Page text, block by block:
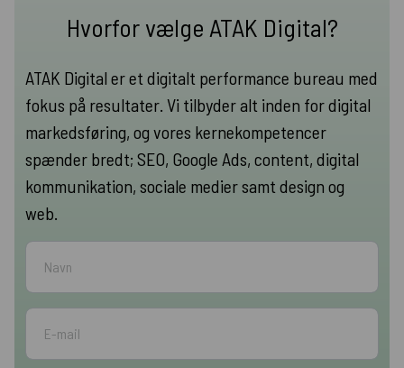
Hvorfor vælge ATAK Digital?
ATAK Digital er et digitalt performance bureau med
fokus på resultater. Vi tilbyder alt inden for digital
markedsføring, og vores kernekompetencer
spænder bredt; SEO, Google Ads, content, digital
kommunikation, sociale medier samt design og
web.